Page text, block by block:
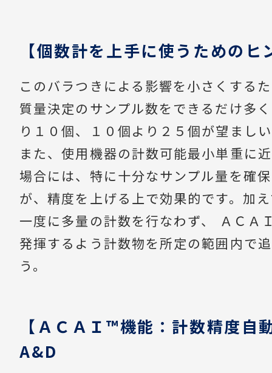
【個数計を上手に使うためのヒ
このバラつきによる影響を小さくする
質量決定のサンプル数をできるだけ多
り１０個、１０個より２５個が望まし
また、使用機器の計数可能最小単重に
場合には、特に十分なサンプル量を確
が、精度を上げる上で効果的です。加
一度に多量の計数を行なわず、 ＡＣＡ
発揮するよう計数物を所定の範囲内で
う。
【ＡＣＡＩ™機能：計数精度自
A&D